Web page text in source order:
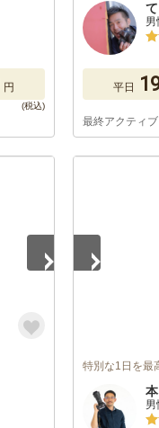
円 平日
最終アクティ
特別な1日を最